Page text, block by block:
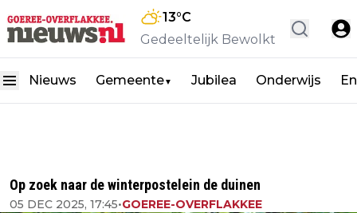
13°C
Gedeeltelijk Bewolkt
Nieuws Gemeente▼ Jubilea Onderwijs
Op zoek naar de winterpostelein de duinen
05 DEC 2025, 17:45•GOEREE-OVERFLAKKEE